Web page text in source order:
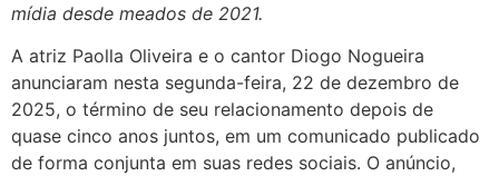
mídia desde meados de 2021.
A atriz Paolla Oliveira e o cantor Diogo Nogueira
anunciaram nesta segunda-feira, 22 de dezembro de
2025, o término de seu relacionamento depois de
quase cinco anos juntos, em um comunicado publicado
de forma conjunta em suas redes sociais. O anúncio,